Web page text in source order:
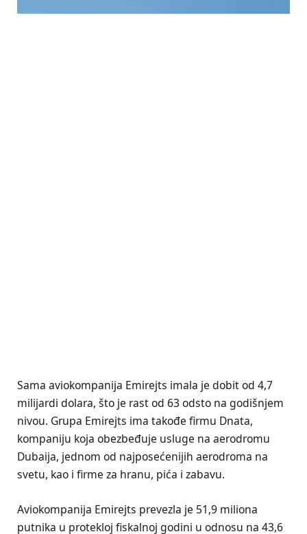
Sama aviokompanija Emirejts imala je dobit od 4,7
milijardi dolara, što je rast od 63 odsto na godišnjem
nivou. Grupa Emirejts ima takođe firmu Dnata,
kompaniju koja obezbeđuje usluge na aerodromu
Dubaija, jednom od najposećenijih aerodroma na
svetu, kao i firme za hranu, pića i zabavu.
Aviokompanija Emirejts prevezla je 51,9 miliona
putnika u protekloj fiskalnoj godini u odnosu na 43,6